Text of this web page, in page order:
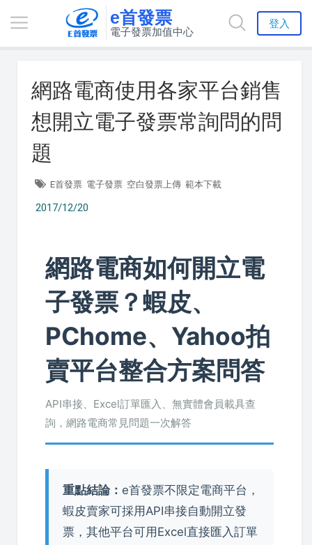
e首發票
電子發票加值中心
登入
網路電商使用各家平台銷售
想開立電子發票常詢問的問
題
E首發票 電子發票 空白發票上傳 範本下載
2017/12/20
網路電商如何開立電
子發票？蝦皮、
PChome、Yahoo拍
賣平台整合方案問答
API串接、Excel訂單匯入、無實體會員載具查
詢，網路電商常見問題一次解答
重點結論： e首發票不限定電商平台，
蝦皮賣家可採用API串接自動開立發
票，其他平台可用Excel直接匯入訂單